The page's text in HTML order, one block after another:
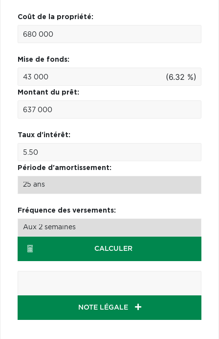
Coût de la propriété:
Mise de fonds:
(6.32 %)
Montant du prêt:
Taux d'intérêt:
Période d'amortissement:
Fréquence des versements:
CALCULER
NOTE LÉGALE